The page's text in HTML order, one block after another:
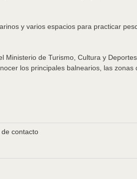
y varios espacios para practicar
de Turismo, Cultura y
los principales balnearios, las
contacto